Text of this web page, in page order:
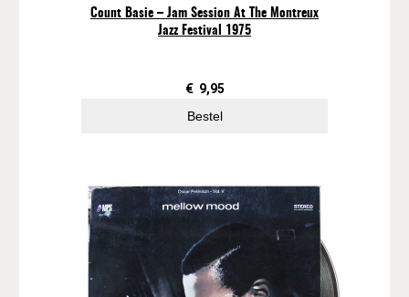
O
r
e
t
–
H
o
l
y
Count Basie – Jam Session At The Montreux
Jazz Festival 1975
€ 9,95
Bestel